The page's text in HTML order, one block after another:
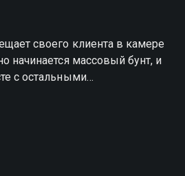
своего клиента в камере
начинается массовый бунт, и
с остальными
от пуль полицейских,